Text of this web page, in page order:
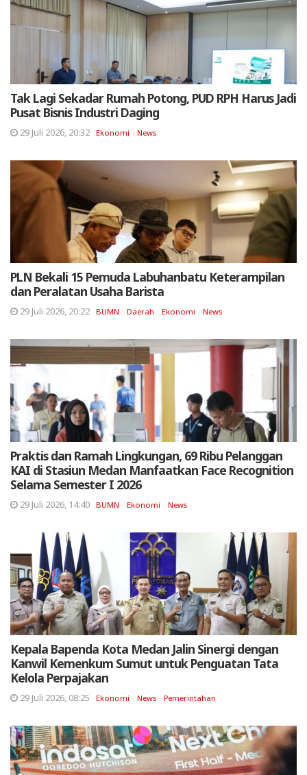
Tak Lagi Sekadar Rumah Potong, PUD RPH Harus Jadi
Pusat Bisnis Industri Daging
29 Juli 2026, 20:32 Ekonomi News
PLN Bekali 15 Pemuda Labuhanbatu Keterampilan
dan Peralatan Usaha Barista
29 Juli 2026, 20:22 BUMN Daerah Ekonomi News
Praktis dan Ramah Lingkungan, 69 Ribu Pelanggan
KAI di Stasiun Medan Manfaatkan Face Recognition
Selama Semester I 2026
29 Juli 2026, 14:40 BUMN Ekonomi News
Kepala Bapenda Kota Medan Jalin Sinergi dengan
Kanwil Kemenkum Sumut untuk Penguatan Tata
Kelola Perpajakan
29 Juli 2026, 08:25 Ekonomi News Pemerintahan